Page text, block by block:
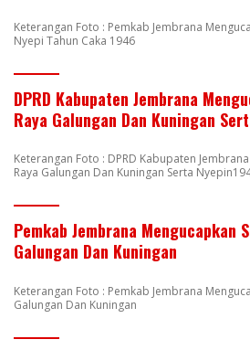
Keterangan Foto : Pemkab Jembrana
Nyepi Tahun Caka 1946
DPRD Kabupaten Jembrana
Raya Galungan Dan Kuningan
Keterangan Foto : DPRD Kabupaten
Raya Galungan Dan Kuningan Serta
Pemkab Jembrana Mengucapkan
Galungan Dan Kuningan
Keterangan Foto : Pemkab Jembrana
Galungan Dan Kuningan